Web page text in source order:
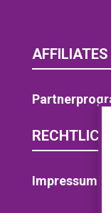
AFFILIATES
Impressum